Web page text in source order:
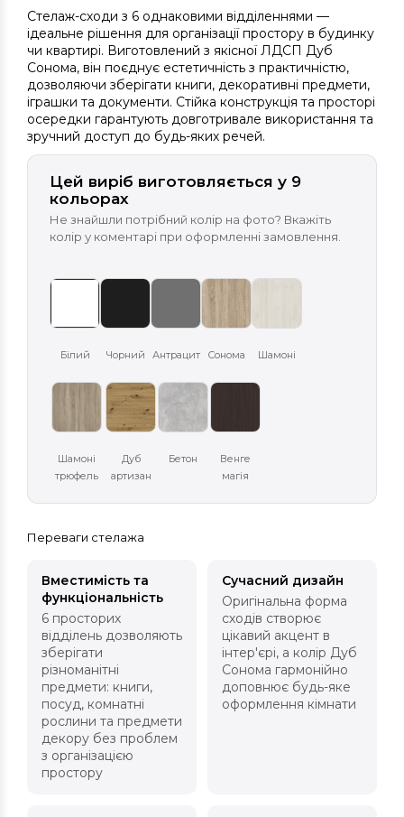
Стелаж-сходи з 6 однаковими відділеннями —
ідеальне рішення для організації простору в будинку
чи квартирі. Виготовлений з якісної ЛДСП Дуб
Сонома, він поєднує естетичність з практичністю,
дозволяючи зберігати книги, декоративні предмети,
іграшки та документи. Стійка конструкція та просторі
осередки гарантують довготривале використання та
зручний доступ до будь-яких речей.
Цей виріб виготовляється у 9
кольорах
Не знайшли потрібний колір на фото? Вкажіть
колір у коментарі при оформленні замовлення.
Білий Чорний Антрацит Сонома Шамоні
Шамоні
трюфель
Дуб
артизан
Бетон
Венге
магія
Переваги стелажа
Вместимість та
функціональність
6 просторих
відділень дозволяють
зберігати
різноманітні
предмети: книги,
посуд, комнатні
рослини та предмети
декору без проблем
з організацією
простору
Сучасний дизайн
Оригінальна форма
сходів створює
цікавий акцент в
інтер'єрі, а колір Дуб
Сонома гармонійно
доповнює будь-яке
оформлення кімнати